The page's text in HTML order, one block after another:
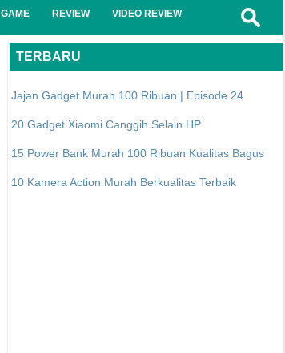
GAME REVIEW VIDEO REVIEW
TERBARU
Jajan Gadget Murah 100 Ribuan | Episode 24
20 Gadget Xiaomi Canggih Selain HP
15 Power Bank Murah 100 Ribuan Kualitas Bagus
10 Kamera Action Murah Berkualitas Terbaik